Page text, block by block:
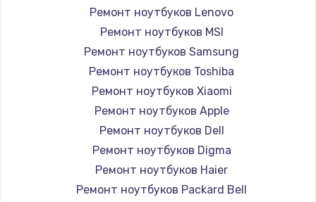
Ремонт ноутбуков Lenovo
Ремонт ноутбуков MSI
Ремонт ноутбуков Samsung
Ремонт ноутбуков Toshiba
Ремонт ноутбуков Xiaomi
Ремонт ноутбуков Apple
Ремонт ноутбуков Dell
Ремонт ноутбуков Digma
Ремонт ноутбуков Haier
Ремонт ноутбуков Packard Bell